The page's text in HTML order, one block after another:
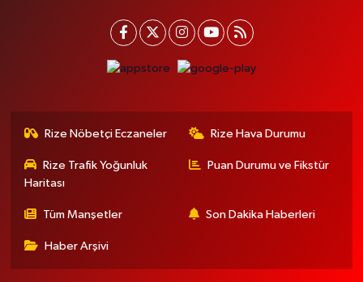
Rize Nöbetçi Eczaneler Rize Hava Durumu
Rize Trafik Yoğunluk
Haritası
Puan Durumu ve Fikstür
Tüm Manşetler Son Dakika Haberleri
Haber Arşivi